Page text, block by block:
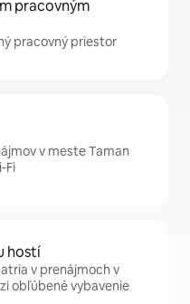
pracovným
pracovný priestor
v meste Taman
Fi
hostí
v prenájmoch v
obľúbené vybavenie